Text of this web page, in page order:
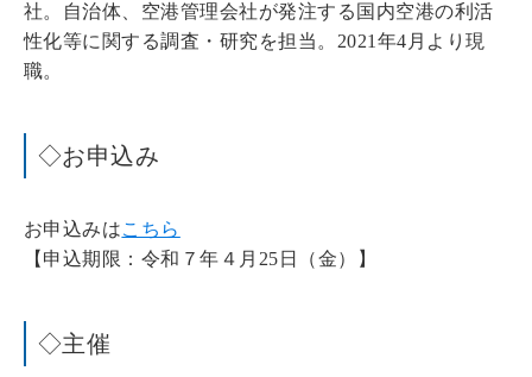
社。自治体、空港管理会社が発注する国内空港の利活
性化等に関する調査・研究を担当。2021年4月より現
職。
◇お申込み
お申込みはこちら
【申込期限：令和７年４月25日（金）】
◇主催